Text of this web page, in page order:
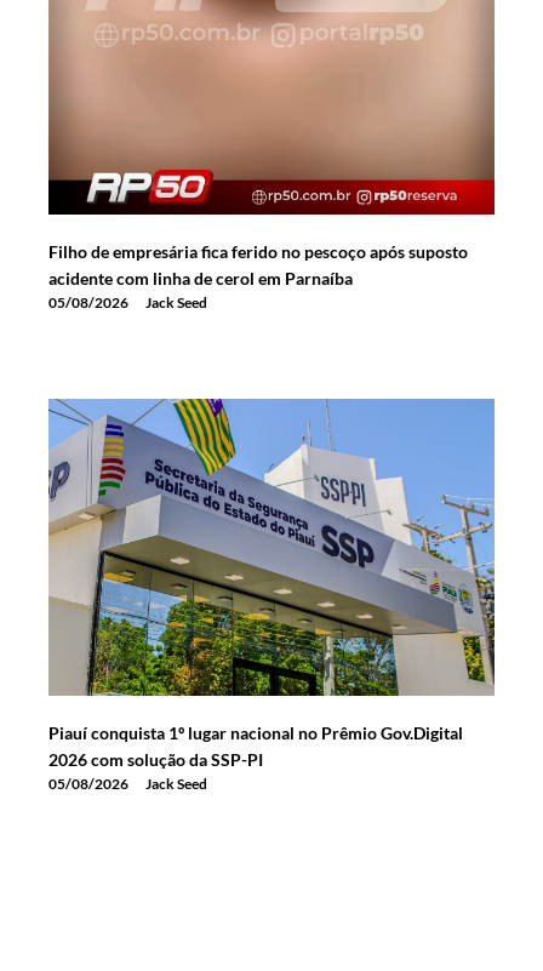
Filho de empresária fica ferido no pescoço após suposto
acidente com linha de cerol em Parnaíba
05/08/2026 Jack Seed
Piauí conquista 1º lugar nacional no Prêmio Gov.Digital
2026 com solução da SSP-PI
05/08/2026 Jack Seed